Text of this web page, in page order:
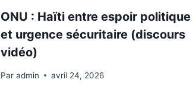
ONU : Haïti entre espoir politique
et urgence sécuritaire (discours
vidéo)
Par admin avril 24, 2026